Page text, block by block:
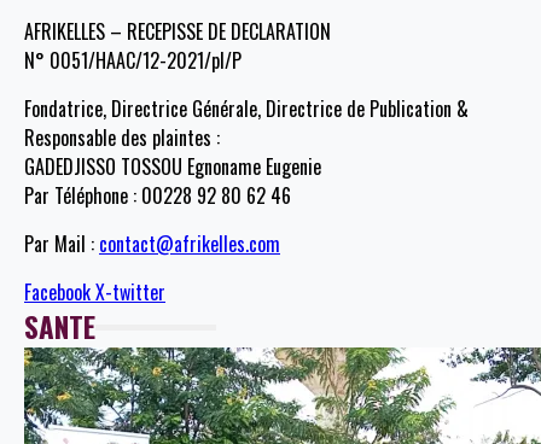
AFRIKELLES – RECEPISSE DE DECLARATION
N° 0051/HAAC/12-2021/pl/P
Fondatrice, Directrice Générale, Directrice de Publication &
Responsable des plaintes :
GADEDJISSO TOSSOU Egnoname Eugenie
Par Téléphone : 00228 92 80 62 46
Par Mail : contact@afrikelles.com
FacebookX-twitter
SANTE